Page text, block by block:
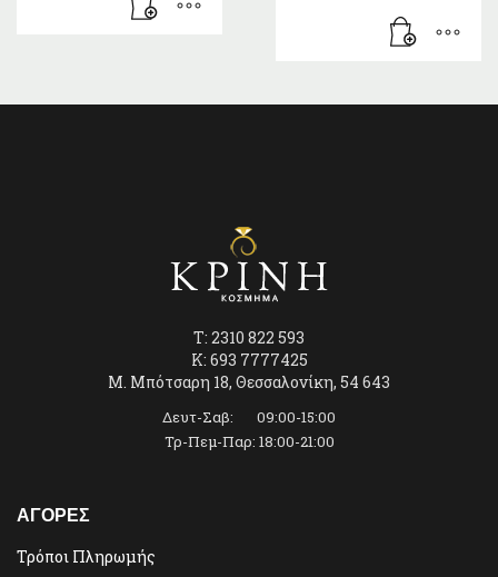
T: 2310 822 593
K: 693 7777425
Μ. Μπότσαρη 18, Θεσσαλονίκη, 54 643
Δευτ-Σαβ: 09:00-15:00
Τρ-Πεμ-Παρ: 18:00-21:00
ΑΓΟΡΕΣ
Τρόποι Πληρωμής